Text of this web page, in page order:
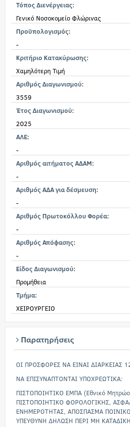
Τόπος Διενέργειας:
Γενικό Νοσοκομείο Φλώρινας
Προϋπολογισμός:
-
Κριτήριο Κατακύρωσης:
Χαμηλότερη Τιμή
Αριθμός Διαγωνισμού:
3559
Έτος Διαγωνισμού:
2025
ΑΛΕ:
-
Αριθμός αιτήματος ΑΔΑΜ:
-
Αριθμός ΑΔΑ για δέσμευση:
-
Αριθμός Πρωτοκόλλου Φορέα:
-
Αριθμός Απόφασης:
-
Είδος Διαγωνισμού:
Προμήθεια
Τμήμα:
ΧΕΙΡΟΥΡΓΕΙΟ
Παρατηρήσεις
ΟΙ ΠΡΟΣΦΟΡΕΣ ΝΑ ΕΙΝΑΙ ΔΙΑΡΚΕΙΑΣ
ΝΑ ΕΠΙΣΥΝΑΠΤΟΝΤΑΙ ΥΠΟΧΡΕΩΤΙΚΑ:
ΠΙΣΤΟΠΟΙΗΤΙΚΟ ΕΜΠΑ (Εθνικό
ΠΙΣΤΟΠΟΙΗΤΙΚΟ ΦΟΡΟΛΟΓΙΚΗΣ,
ΕΝΗΜΕΡΟΤΗΤΑΣ, ΑΠΟΣΠΑΣΜΑ
ΥΠΕΥΘΥΝΗ ΔΗΛΩΣΗ ΠΕΡΙ ΜΗ